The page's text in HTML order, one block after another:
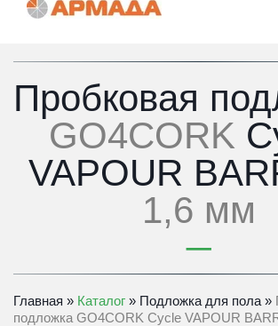
GO4CORK
VAPOUR
1,6 мм
Главная » Каталог » Подложка для пола »
подложка GO4CORK Cycle VAPOUR